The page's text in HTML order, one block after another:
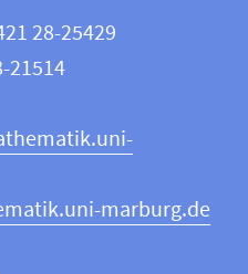
28-25429
21514
marburg.de